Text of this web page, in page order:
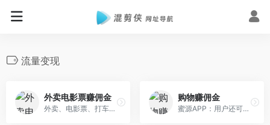
流量变现
外卖电影票赚佣金
外卖、电影票、打车、生活服务都可以赚佣金，高达30%
购物赚佣金
蜜源APP：用户还可以通过分享优惠券给好友，赚取额外收入